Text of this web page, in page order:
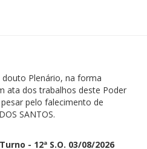
Plenário, na forma
ata dos trabalhos deste Poder
pelo falecimento de
SANTOS.
- 12ª S.O. 03/08/2026